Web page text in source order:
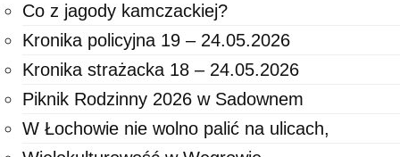
Co z jagody kamczackiej?
Kronika policyjna 19 – 24.05.2026
Kronika strażacka 18 – 24.05.2026
Piknik Rodzinny 2026 w Sadownem
W Łochowie nie wolno palić na ulicach,